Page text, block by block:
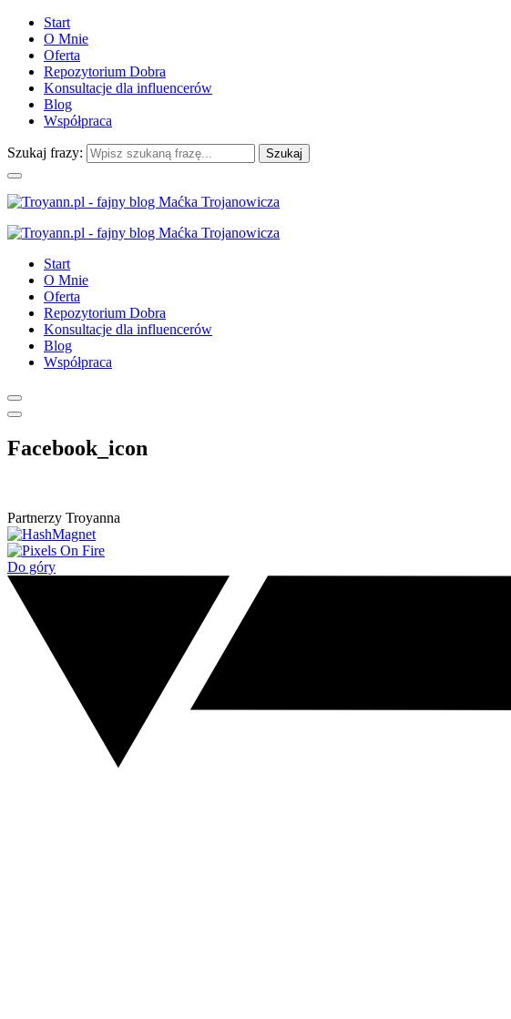
Start
O Mnie
Oferta
Repozytorium Dobra
Konsultacje dla influencerów
Blog
Współpraca
Szukaj frazy:
Start
O Mnie
Oferta
Repozytorium Dobra
Konsultacje dla influencerów
Blog
Współpraca
Facebook_icon
Partnerzy Troyanna
Do góry